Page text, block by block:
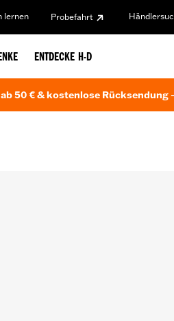
lernen Probefahrt
ENTDECKE H-D
50 € & kostenlose Rücksendung